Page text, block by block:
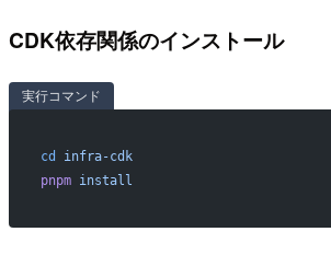
CDK依存関係のインストール
実行コマンド
cd
infra-cdk
pnpm install